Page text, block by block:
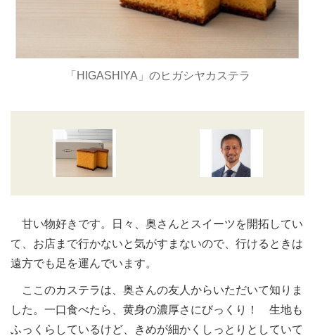
「HIGASHIYA」のヒガシヤカステラ
甘い物好きです。日々、奥さんとスイーツを開拓してい
て、お店まで行かないと気がすまないので、行けるときは
遠方でも足を運んでいます。
ここのカステラは、奥さんの友人からいただいて知りま
した。一口食べたら、黄身の濃厚さにびっくり！ 生地も
ふっくらしているけど、きめが細かくしっとりとしていて